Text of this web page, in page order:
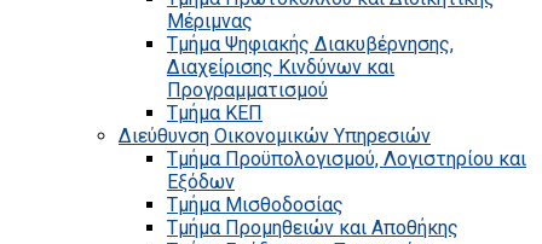
Μέριμνας
Τμήμα Ψηφιακής Διακυβέρνησης,
Διαχείρισης Κινδύνων και
Προγραμματισμού
Τμήμα ΚΕΠ
Διεύθυνση Οικονομικών Υπηρεσιών
Τμήμα Προϋπολογισμού, Λογιστηρίου και
Εξόδων
Τμήμα Μισθοδοσίας
Τμήμα Προμηθειών και Αποθήκης